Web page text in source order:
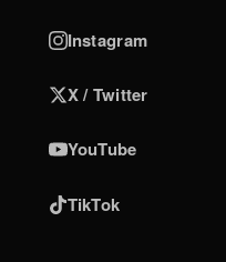
Instagram
X / Twitter
YouTube
TikTok